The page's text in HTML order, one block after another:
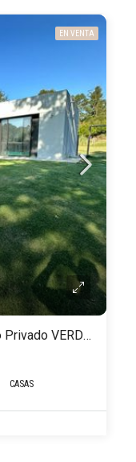
EN VENTA
VENTA casa 2 dormitorios Barrio Privado VERDE MORA Punta Ballena Punta del Este
CASAS